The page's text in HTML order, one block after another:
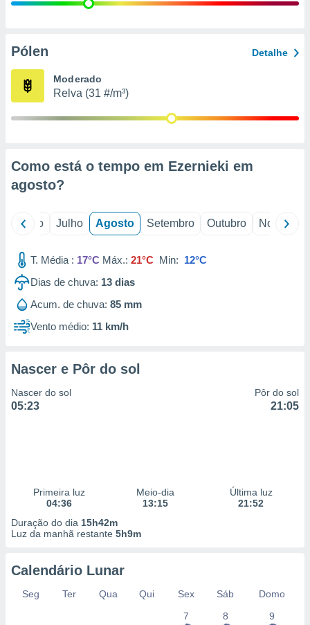
e
de
Pólen Detalhe
Moderado
Relva (31 #/m³)
Como está o tempo em Ezernieki em
agosto?
Junho Julho Agosto Setembro Outubro Novembro
T. Média : 17°C Máx.: 21°C Min: 12°C
Dias de chuva: 13 dias
Acum. de chuva: 85 mm
Vento médio: 11 km/h
Nascer e Pôr do sol
Nascer do sol
05:23
Pôr do sol
21:05
Primeira luz
04:36
Meio-dia
13:15
Última luz
21:52
Duração do dia 15h42m
Luz da manhã restante 5h9m
Calendário Lunar
Seg Ter Qua Qui Sex Sáb
Domo
7
8 9